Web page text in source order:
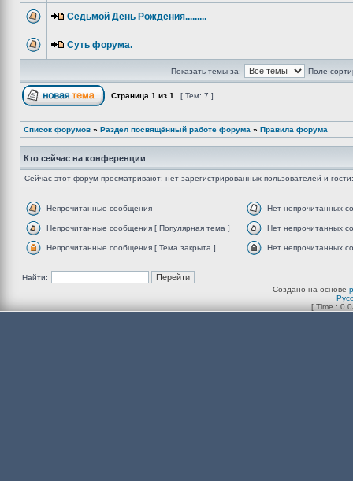
Седьмой День Рождения.........
Суть форума.
Показать темы за: Поле
Страница 1 из 1 [ Тем: 7 ]
Список форумов » Раздел посвящённый работе форума » Правила форума
Кто сейчас на конференции
Сейчас этот форум просматривают: нет зарегистрированных пользователей и
Непрочитанные сообщения Нет непрочитанных
Непрочитанные сообщения [ Популярная тема ] Нет непрочитанных
Непрочитанные сообщения [ Тема закрыта ] Нет непрочитанных
Найти:
Создано на основе
[ Time :